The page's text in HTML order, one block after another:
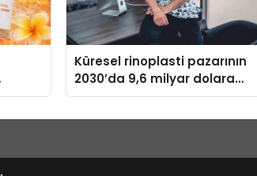
Küresel rinoplasti pazarının
2030’da 9,6 milyar dolara
ulaşması bekleniyor